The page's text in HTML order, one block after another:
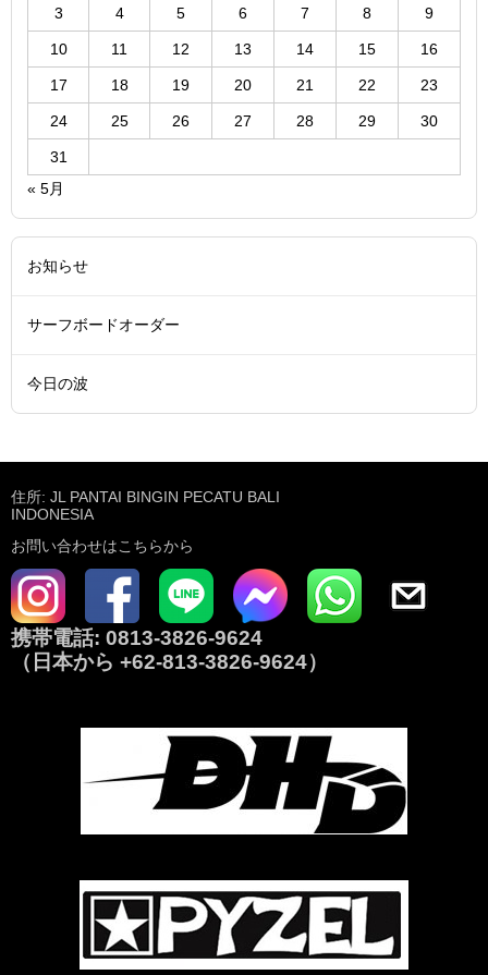
3 4 5 6 7 8 9
10 11 12 13 14 15 16
17 18 19 20 21 22 23
24 25 26 27 28 29 30
31
« 5月
お知らせ
サーフボードオーダー
今日の波
住所: JL PANTAI BINGIN PECATU BALI
INDONESIA
お問い合わせはこちらから
携帯電話: 0813-3826-9624
（日本から +62-813-3826-9624）